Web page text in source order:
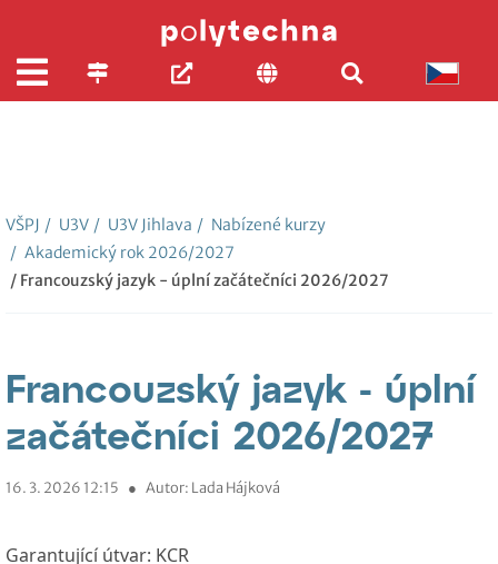
VŠPJ / U3V / U3V Jihlava / Nabízené kurzy
/ Akademický rok 2026/2027
/ Francouzský jazyk - úplní začátečníci 2026/2027
Francouzský jazyk - úplní
začátečníci 2026/2027
16. 3. 2026 12:15 ● Autor: Lada Hájková
Garantující útvar: KCR